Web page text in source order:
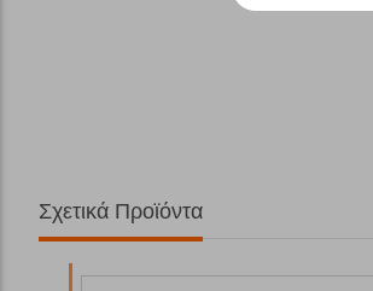
Σχετικά Προϊόντα